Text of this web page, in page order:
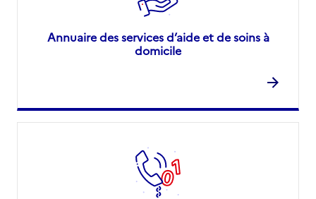
Annuaire des services d’aide et de soins à
domicile